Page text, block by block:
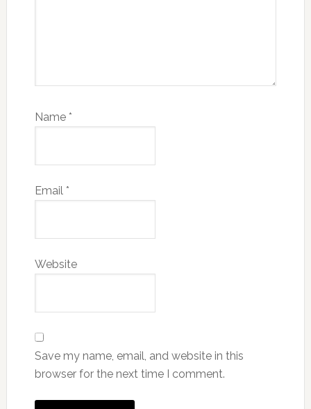
Name *
Email *
Website
Save my name, email, and website in this
browser for the next time I comment.